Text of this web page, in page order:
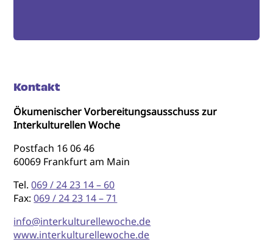
Kontakt
Ökumenischer Vorbereitungsausschuss zur
Interkulturellen Woche
Postfach 16 06 46
60069 Frankfurt am Main
Tel.069 / 24 23 14 – 60
Fax:069 / 24 23 14 – 71
info@interkulturellewoche.de
www.interkulturellewoche.de